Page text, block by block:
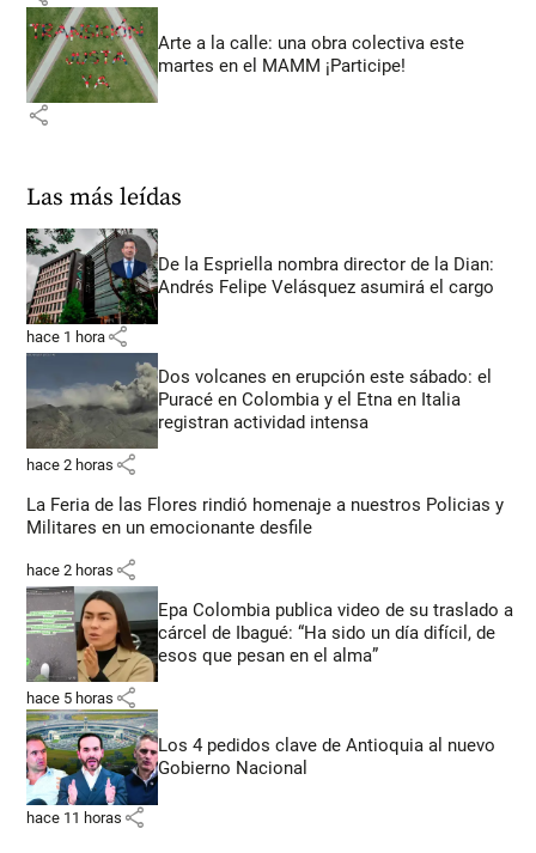
Arte a la calle: una obra colectiva este
martes en el MAMM ¡Participe!
share
Las más leídas
De la Espriella nombra director de la Dian:
Andrés Felipe Velásquez asumirá el cargo
hace 1 hora share
Dos volcanes en erupción este sábado: el
Puracé en Colombia y el Etna en Italia
registran actividad intensa
hace 2 horas share
La Feria de las Flores rindió homenaje a nuestros Policias y
Militares en un emocionante desfile
hace 2 horas share
Epa Colombia publica video de su traslado a
cárcel de Ibagué: “Ha sido un día difícil, de
esos que pesan en el alma”
hace 5 horas share
Los 4 pedidos clave de Antioquia al nuevo
Gobierno Nacional
hace 11 horas share